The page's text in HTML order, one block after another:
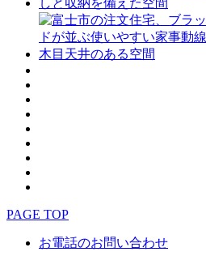
PAGE TOP
お電話のお問い合わせ